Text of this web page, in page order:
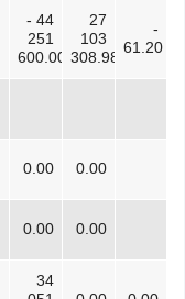
- 44
251
600.00
27
103
308.98
-
61.20
0.00 0.00
0.00 0.00
34